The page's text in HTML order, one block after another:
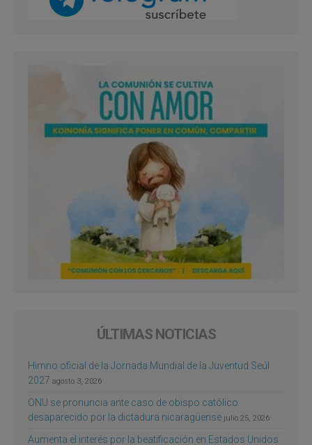
ÚLTIMAS NOTICIAS
Himno oficial de la Jornada Mundial de la Juventud Seúl
2027 agosto 3, 2026
ONU se pronuncia ante caso de obispo católico
desaparecido por la dictadura nicaragüense julio 25, 2026
Aumenta el interés por la beatificación en Estados Unidos